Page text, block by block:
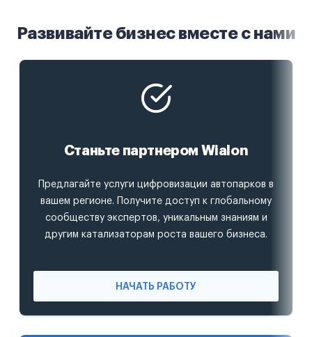
Развивайте бизнес вместе с нами
Станьте партнером Wialon
Предлагайте услуги цифровизации автопарков в
вашем регионе. Получите доступ к глобальному
сообществу экспертов, уникальным знаниям и
другим катализаторам роста вашего бизнеса.
НАЧАТЬ РАБОТУ